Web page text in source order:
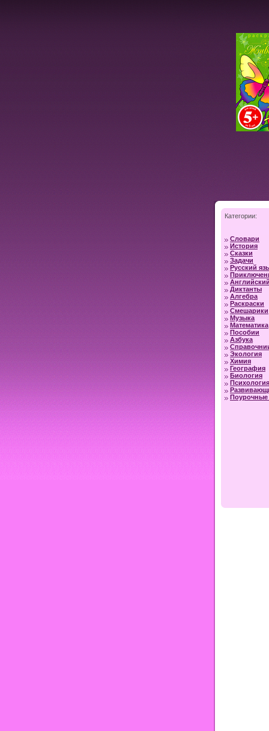
Категории:
Словари
История
Сказки
Задачи
Русский
Диктанты
Алгебра
Раскраски
Смешарики
Музыка
Математика
Пособии
Азбука
Экология
Химия
География
Биология
Психология
Поурочные